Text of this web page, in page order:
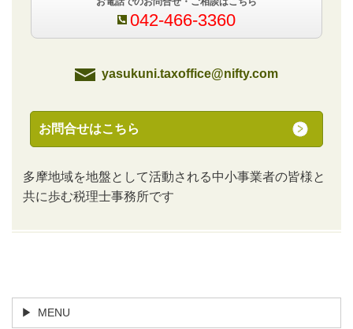
042-466-3360
yasukuni.taxoffice@nifty.com
お問合せはこちら
多摩地域を地盤として活動される中小事業者の皆様と
共に歩む税理士事務所です
MENU